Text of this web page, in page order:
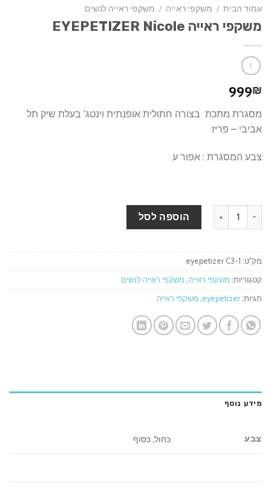
עמוד הבית / משקפי ראייה / משקפי ראייה לנשים
משקפי ראייה EYEPETIZER Nicole
999₪
מסגרת מתכת בצורה חתולית אופנתית וינטג' בעלת שיק תל
אביבי – פריז
צבע המסגרת : אפור ע
כמות של משקפי ראייה EYEPETIZER Nicoleהוספה לסל
מק"ט: eyepetizer C3-1
קטגוריות: משקפי ראייה משקפי ראייה לנשים
תגיות: eyepetizer משקפי ראייה
מידע נוסף
צבע כחול, כסוף